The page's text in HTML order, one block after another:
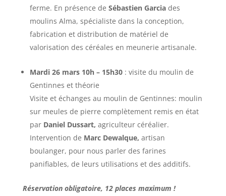
ferme. En présence de Sébastien Garciades
moulins Alma, spécialiste dans la conception,
fabrication et distribution de matériel de
valorisation des céréales en meunerie artisanale.
Mardi 26 mars 10h – 15h30: visite du moulin de
Gentinnes et théorie
Visite et échanges au moulin de Gentinnes: moulin
sur meules de pierre complètement remis en état
par Daniel Dussart, agriculteur céréalier.
Intervention de Marc Dewalque, artisan
boulanger, pour nous parler des farines
panifiables, de leurs utilisations et des additifs.
Réservation obligatoire, 12 places maximum !